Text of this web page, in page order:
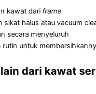
kawat dari frame
sikat halus atau vacuum
secara menyeluruh
rutin untuk
dari kawat